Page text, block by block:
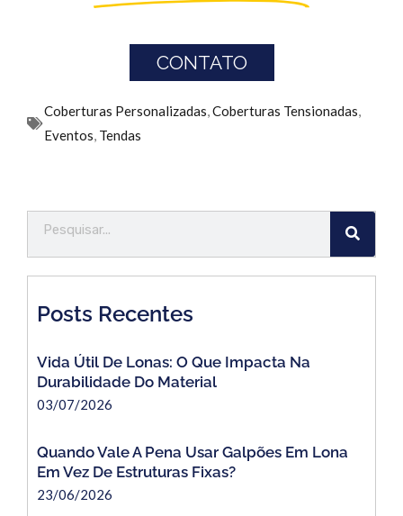
CONTATO
Coberturas Personalizadas,Coberturas Tensionadas,
Eventos, Tendas
Posts Recentes
Vida Útil De Lonas: O Que Impacta Na
Durabilidade Do Material
03/07/2026
Quando Vale A Pena Usar Galpões Em Lona
Em Vez De Estruturas Fixas?
23/06/2026